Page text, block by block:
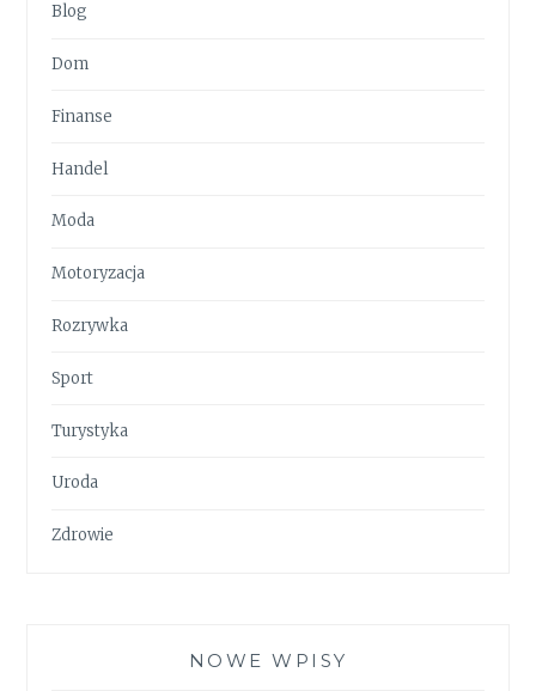
Blog
Dom
Finanse
Handel
Moda
Motoryzacja
Rozrywka
Sport
Turystyka
Uroda
Zdrowie
NOWE WPISY